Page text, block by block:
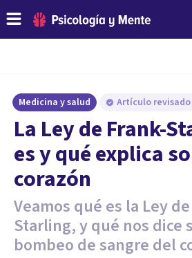
Medicina y salud Artículo revisado
La Ley de Frank-
es y qué explica
corazón
Veamos qué es la Ley
Starling, y qué nos dice
bombeo de sangre del